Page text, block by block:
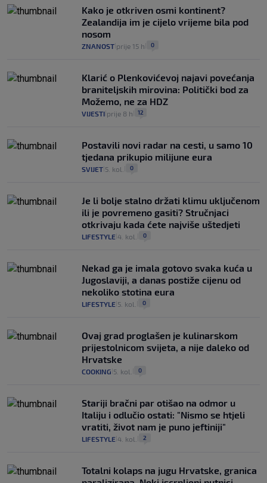
Kako je otkriven osmi kontinent?
Zealandija im je cijelo vrijeme bila pod
nosom
ZNANOST prije 15 h 0
Klarić o Plenkovićevoj najavi povećanja
braniteljskih mirovina: Politički bod za
Možemo, ne za HDZ
VIJESTI prije 8 h 12
Postavili novi radar na cesti, u samo 10
tjedana prikupio milijune eura
SVIJET 5. kol. 0
Je li bolje stalno držati klimu uključenom
ili je povremeno gasiti? Stručnjaci
otkrivaju kada ćete najviše uštedjeti
LIFESTYLE 4. kol. 0
Nekad ga je imala gotovo svaka kuća u
Jugoslaviji, a danas postiže cijenu od
nekoliko stotina eura
LIFESTYLE 5. kol. 0
Ovaj grad proglašen je kulinarskom
prijestolnicom svijeta, a nije daleko od
Hrvatske
COOKING 5. kol. 0
Stariji bračni par otišao na odmor u
Italiju i odlučio ostati: "Nismo se htjeli
vratiti, život nam je puno jeftiniji"
LIFESTYLE 4. kol. 2
Totalni kolaps na jugu Hrvatske, granica